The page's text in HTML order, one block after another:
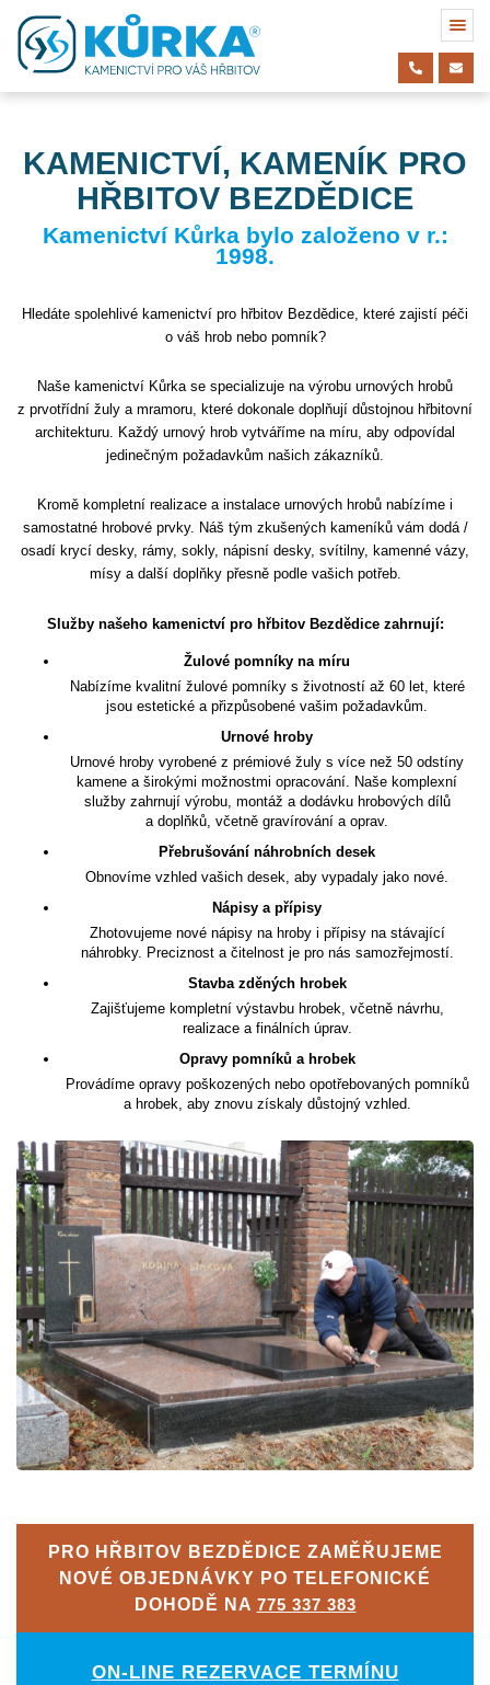
KAMENICTVÍ, KAMENÍK PRO
HŘBITOV BEZDĚDICE
Kamenictví Kůrka bylo založeno v r.:
1998.
Hledáte spolehlivé kamenictví pro hřbitov Bezdědice, které zajistí péči
o váš hrob nebo pomník?
Naše kamenictví Kůrka se specializuje na výrobu urnových hrobů
z prvotřídní žuly a mramoru, které dokonale doplňují důstojnou hřbitovní
architekturu. Každý urnový hrob vytváříme na míru, aby odpovídal
jedinečným požadavkům našich zákazníků.
Kromě kompletní realizace a instalace urnových hrobů nabízíme i
samostatné hrobové prvky. Náš tým zkušených kameníků vám dodá /
osadí krycí desky, rámy, sokly, nápisní desky, svítilny, kamenné vázy,
mísy a další doplňky přesně podle vašich potřeb.
Služby našeho kamenictví pro hřbitov Bezdědice zahrnují:
Žulové pomníky na míru
Nabízíme kvalitní žulové pomníky s životností až 60 let, které
jsou estetické a přizpůsobené vašim požadavkům.
Urnové hroby
Urnové hroby vyrobené z prémiové žuly s více než 50 odstíny
kamene a širokými možnostmi opracování. Naše komplexní
služby zahrnují výrobu, montáž a dodávku hrobových dílů
a doplňků, včetně gravírování a oprav.
Přebrušování náhrobních desek
Obnovíme vzhled vašich desek, aby vypadaly jako nové.
Nápisy a přípisy
Zhotovujeme nové nápisy na hroby i přípisy na stávající
náhrobky. Preciznost a čitelnost je pro nás samozřejmostí.
Stavba zděných hrobek
Zajišťujeme kompletní výstavbu hrobek, včetně návrhu,
realizace a finálních úprav.
Opravy pomníků a hrobek
Provádíme opravy poškozených nebo opotřebovaných pomníků
a hrobek, aby znovu získaly důstojný vzhled.
PRO HŘBITOV BEZDĚDICE ZAMĚŘUJEME
NOVÉ OBJEDNÁVKY PO TELEFONICKÉ
DOHODĚ NA 775 337 383
ON-LINE REZERVACE TERMÍNU